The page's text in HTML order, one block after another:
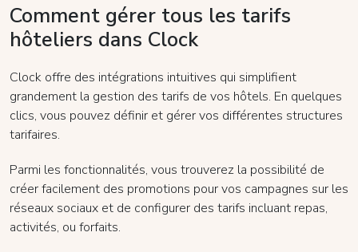
Comment gérer tous les tarifs
hôteliers dans Clock
Clock offre des intégrations intuitives qui simplifient
grandement la gestion des tarifs de vos hôtels. En quelques
clics, vous pouvez définir et gérer vos différentes structures
tarifaires.
Parmi les fonctionnalités, vous trouverez la possibilité de
créer facilement des promotions pour vos campagnes sur les
réseaux sociaux et de configurer des tarifs incluant repas,
activités, ou forfaits.